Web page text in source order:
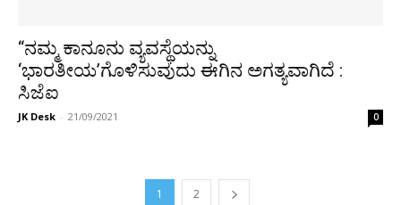
“ನಮ್ಮ ಕಾನೂನು ವ್ಯವಸ್ಥೆಯನ್ನು
‘ಭಾರತೀಯ’ಗೊಳಿಸುವುದು ಈಗಿನ ಅಗತ್ಯವಾಗಿದೆ :
ಸಿಜೆಐ
JK Desk - 21/09/2021 0
1 2